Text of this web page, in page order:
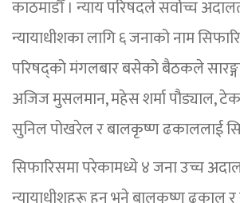
काठमाडौँ । न्याय परिषदले सर्वोच्च
न्यायाधीशका लागि ६ जनाको नाम
परिषद्को मंगलबार बसेको बैठकले
अजिज मुसलमान, महेस शर्मा पौड्याल, टेक
सुनिल पोखरेल र बालकृष्ण ढकाललाई
सिफारिसमा परेकामध्ये ४ जना उच्च